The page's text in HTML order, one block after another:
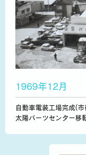
1969年12月
自動車電装工場完成(市
太陽パーツセンター移